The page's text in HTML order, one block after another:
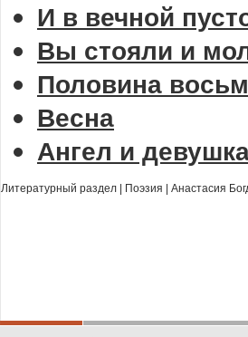
И в вечной
Вы стояли и
Половина
Весна
Ангел и
Литературный раздел Поэзия Анастасия